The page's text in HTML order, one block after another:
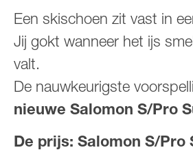
Een skischoen zit vast in
Jij gokt wanneer het ijs
valt.
De nauwkeurigste
nieuwe Salomon S/Pro
De prijs: Salomon S/Pro